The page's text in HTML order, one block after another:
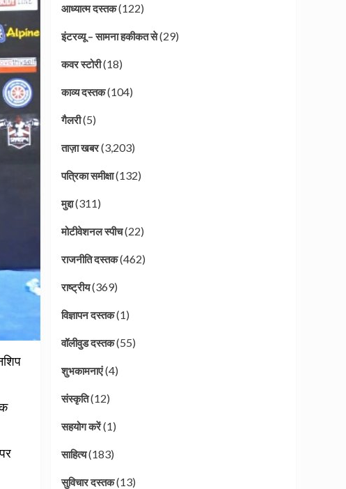
आध्यात्म दस्तक(122)
इंटरव्यू – सामना हकीकत से(29)
कवर स्टोरी(18)
काव्य दस्तक(104)
गैलरी(5)
ताज़ा खबर(3,203)
पत्रिका समीक्षा(132)
मुद्दा(311)
मोटीवेशनल स्पीच(22)
राजनीति दस्तक(462)
राष्ट्रीय(369)
विज्ञापन दस्तक(1)
वॉलीवुड दस्तक(55)
शुभकामनाएं(4)
संस्कृति(12)
सहयोग करें(1)
साहित्य(183)
सुविचार दस्तक(13)